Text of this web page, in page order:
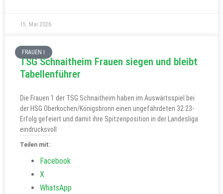
15. Mai 2026
FRAUEN I
TSG Schnaitheim Frauen siegen und bleibt
Tabellenführer
Die Frauen 1 der TSG Schnaitheim haben im Auswärtsspiel bei
der HSG Oberkochen/Königsbronn einen ungefährdeten 32:23-
Erfolg gefeiert und damit ihre Spitzenposition in der Landesliga
eindrucksvoll
Teilen mit:
Facebook
X
WhatsApp